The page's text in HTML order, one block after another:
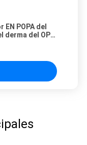
POPA del
derma del OPT